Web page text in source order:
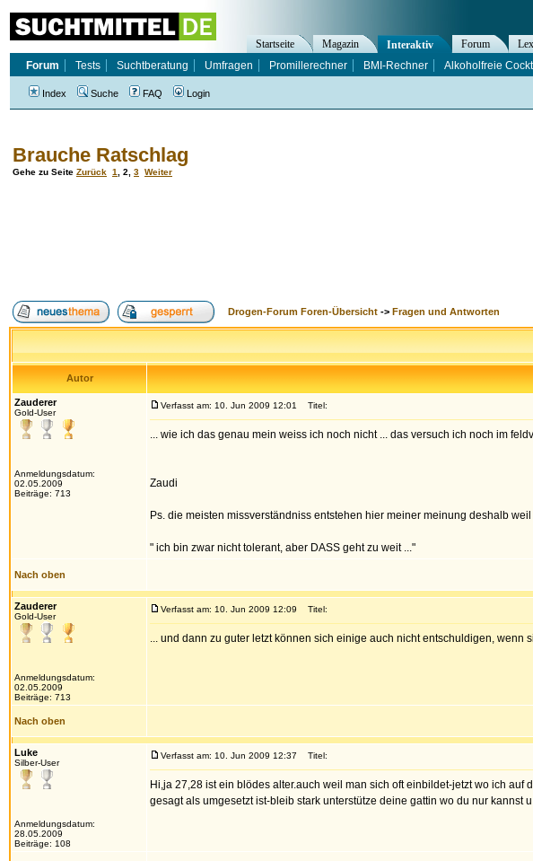
Brauche Ratschlag
Gehe zu Seite Zurück 1 2 3 Weiter
Drogen-Forum Foren-Übersicht -> Fragen und Antworten
Autor
Zauderer
Gold-User
Anmeldungsdatum:
02.05.2009
Beiträge: 713
Verfasst am: 10. Jun 2009 12:01 Titel:
... wie ich das genau mein weiss ich noch nicht ... das versuch ich noch im
Zaudi
Ps. die meisten missverständniss entstehen hier meiner meinung deshalb
" ich bin zwar nicht tolerant, aber DASS geht zu weit ..."
Nach oben
Zauderer
Gold-User
Anmeldungsdatum:
02.05.2009
Beiträge: 713
Verfasst am: 10. Jun 2009 12:09 Titel:
... und dann zu guter letzt können sich einige auch nicht entschuldigen,
Nach oben
Luke
Silber-User
Anmeldungsdatum:
28.05.2009
Beiträge: 108
Verfasst am: 10. Jun 2009 12:37 Titel:
Hi,ja 27,28 ist ein blödes alter.auch weil man sich oft einbildet-jetzt wo ich
gesagt als umgesetzt ist-bleib stark unterstütze deine gattin wo du nur kannst
Startseite Magazin Interaktiv Forum
Forum
Tests Suchtberatung Umfragen Promillerechner BMI-Rechner Alkoholfreie
Index Suche FAQ Login